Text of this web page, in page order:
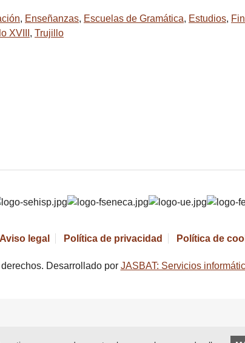
, Enseñanzas, Escuelas de Gramática, Estudios,
XVIII , Trujillo
Aviso legal Política de privacidad Política de
Desarrollado por JASBAT: Servicios